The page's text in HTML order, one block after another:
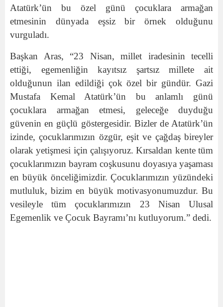
Atatürk’ün bu özel günü çocuklara armağan
etmesinin dünyada eşsiz bir örnek olduğunu
vurguladı.
Başkan Aras, “23 Nisan, millet iradesinin tecelli
ettiği, egemenliğin kayıtsız şartsız millete ait
olduğunun ilan edildiği çok özel bir gündür. Gazi
Mustafa Kemal Atatürk’ün bu anlamlı günü
çocuklara armağan etmesi, geleceğe duyduğu
güvenin en güçlü göstergesidir. Bizler de Atatürk’ün
izinde, çocuklarımızın özgür, eşit ve çağdaş bireyler
olarak yetişmesi için çalışıyoruz. Kırsaldan kente tüm
çocuklarımızın bayram coşkusunu doyasıya yaşaması
en büyük önceliğimizdir. Çocuklarımızın yüzündeki
mutluluk, bizim en büyük motivasyonumuzdur. Bu
vesileyle tüm çocuklarımızın 23 Nisan Ulusal
Egemenlik ve Çocuk Bayramı’nı kutluyorum.” dedi.